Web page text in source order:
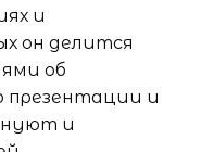
и
он делится
об
презентации и
и